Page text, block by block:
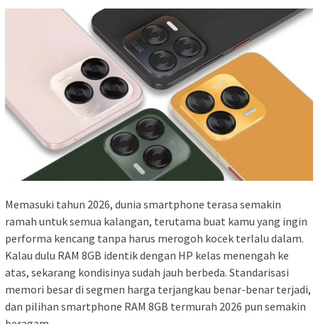
Memasuki tahun 2026, dunia smartphone terasa semakin
ramah untuk semua kalangan, terutama buat kamu yang ingin
performa kencang tanpa harus merogoh kocek terlalu dalam.
Kalau dulu RAM 8GB identik dengan HP kelas menengah ke
atas, sekarang kondisinya sudah jauh berbeda. Standarisasi
memori besar di segmen harga terjangkau benar-benar terjadi,
dan pilihan smartphone RAM 8GB termurah 2026 pun semakin